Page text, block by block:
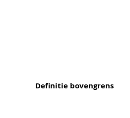
Definitie bovengrens